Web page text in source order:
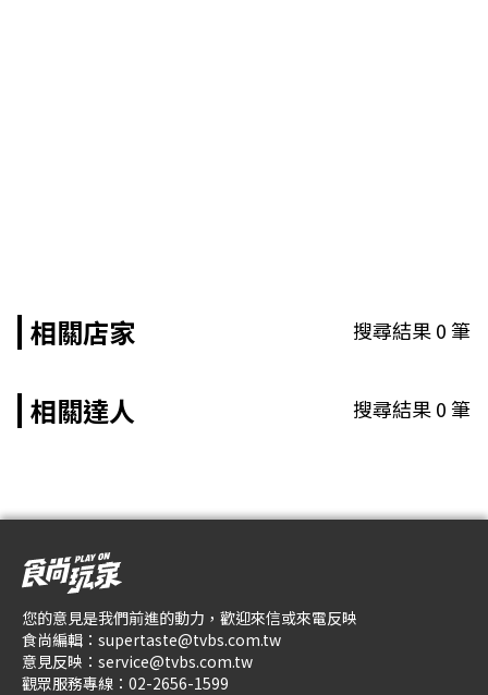
相關店家 搜尋結果0筆
相關達人 搜尋結果0筆
您的意見是我們前進的動力，歡迎來信或來電反映
食尚編輯： supertaste@tvbs.com.tw
意見反映： service@tvbs.com.tw
觀眾服務專線： 02-2656-1599